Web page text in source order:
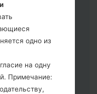
_ *** для
и
режим. Все
клавиши:
одно из
на одну
Примечание: